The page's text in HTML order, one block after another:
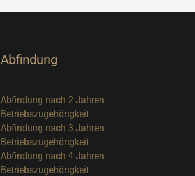
Abfindung
Abfindung nach 2 Jahren
Betriebszugehörigkeit
Abfindung nach 3 Jahren
Betriebszugehörigkeit
Abfindung nach 4 Jahren
Betriebszugehörigkeit